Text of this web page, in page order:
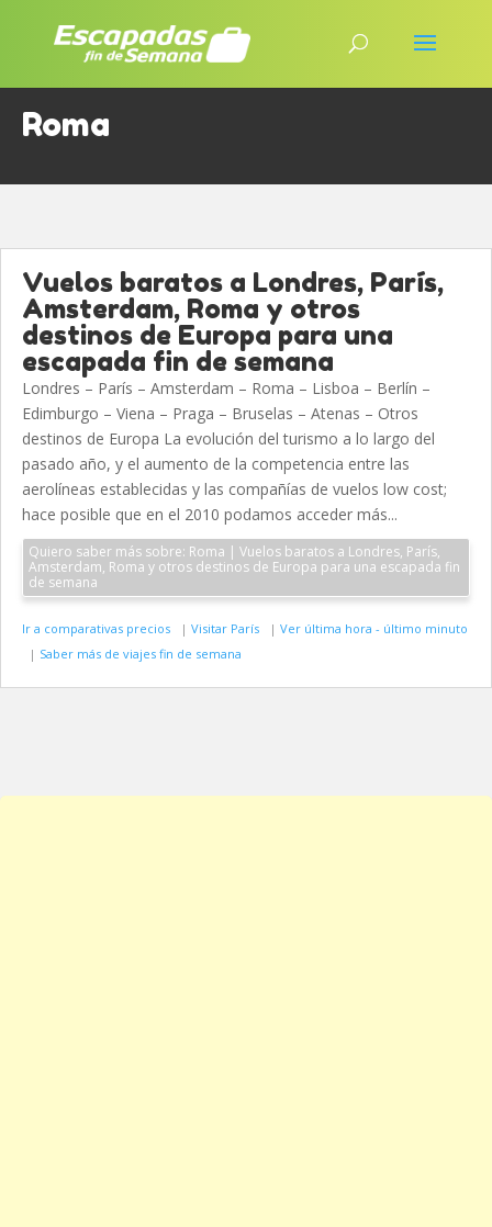
Roma
Vuelos baratos a Londres, París,
Amsterdam, Roma y otros
destinos de Europa para una
escapada fin de semana
Londres – París – Amsterdam – Roma – Lisboa – Berlín –
Edimburgo – Viena – Praga – Bruselas – Atenas – Otros
destinos de Europa La evolución del turismo a lo largo del
pasado año, y el aumento de la competencia entre las
aerolíneas establecidas y las compañías de vuelos low cost;
hace posible que en el 2010 podamos acceder más...
Quiero saber más sobre: Roma | Vuelos baratos a Londres, París,
Amsterdam, Roma y otros destinos de Europa para una escapada fin
de semana
Ir a comparativas precios | Visitar París | Ver última hora - último minuto
|
Saber más de viajes fin de semana